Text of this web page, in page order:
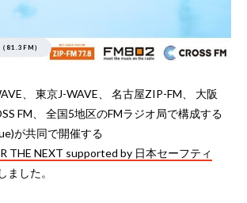
81.3FM）
、 東京J-WAVE、 名古屋ZIP-FM、 大阪
FM、 全国5地区のFMラジオ局で構成する
が共同で開催する
THE NEXT supported by 日本セーフティ
ました。